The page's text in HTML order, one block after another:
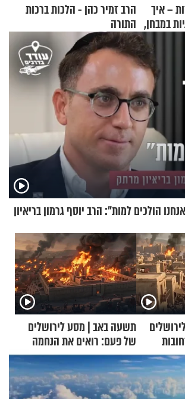
– איך
במבחן,
כהן
הרב זמיר כהן - הלכות ברכות
התורה
הולכים למות": הרב יוסף גרמון בריאיון
תשעה באב | מסע לירושלים
של פעם: רואים את הנחמה